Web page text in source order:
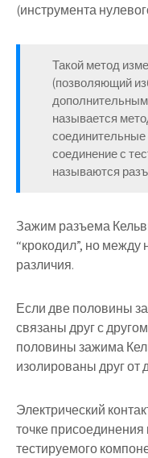
(инструмента
Такой метод
(позволяющий
называется
соединение с
называются
Зажим разъема
“крокодил”, но
различия.
Если две половины
связаны друг с
половины зажима
изолированы друг от
Электрический
точке
тестируемого